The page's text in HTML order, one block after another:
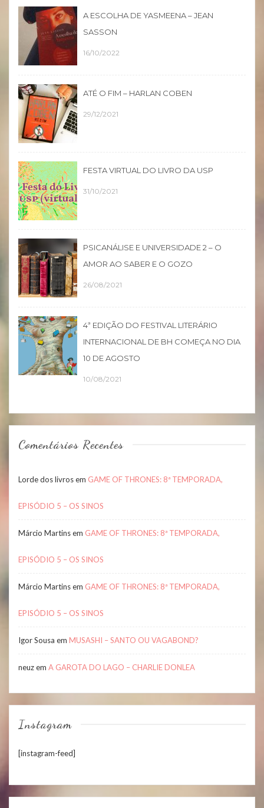
A ESCOLHA DE YASMEENA – JEAN
SASSON
16/10/2022
ATÉ O FIM – HARLAN COBEN
29/12/2021
FESTA VIRTUAL DO LIVRO DA USP
31/10/2021
PSICANÁLISE E UNIVERSIDADE 2 – O
AMOR AO SABER E O GOZO
26/08/2021
4ª EDIÇÃO DO FESTIVAL LITERÁRIO
INTERNACIONAL DE BH COMEÇA NO DIA
10 DE AGOSTO
10/08/2021
Comentários Recentes
Lorde dos livrosem GAME OF THRONES: 8ª TEMPORADA,
EPISÓDIO 5 – OS SINOS
Márcio Martinsem GAME OF THRONES: 8ª TEMPORADA,
EPISÓDIO 5 – OS SINOS
Márcio Martinsem GAME OF THRONES: 8ª TEMPORADA,
EPISÓDIO 5 – OS SINOS
Igor Sousa em MUSASHI – SANTO OU VAGABOND?
neuzem A GAROTA DO LAGO – CHARLIE DONLEA
Instagram
[instagram-feed]